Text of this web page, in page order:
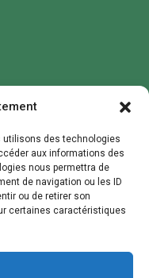
utilisons des technologies
aux informations des
nous permettra de
de navigation ou les ID
ou de retirer son
certaines caractéristiques
Der